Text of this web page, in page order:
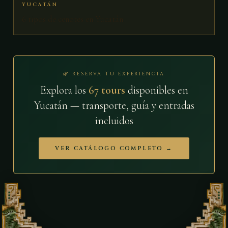
YUCATÁN
🌿 RESERVA TU EXPERIENCIA
Explora los 67 tours disponibles en
Yucatán — transporte, guía y entradas
incluidos
VER CATÁLOGO COMPLETO →